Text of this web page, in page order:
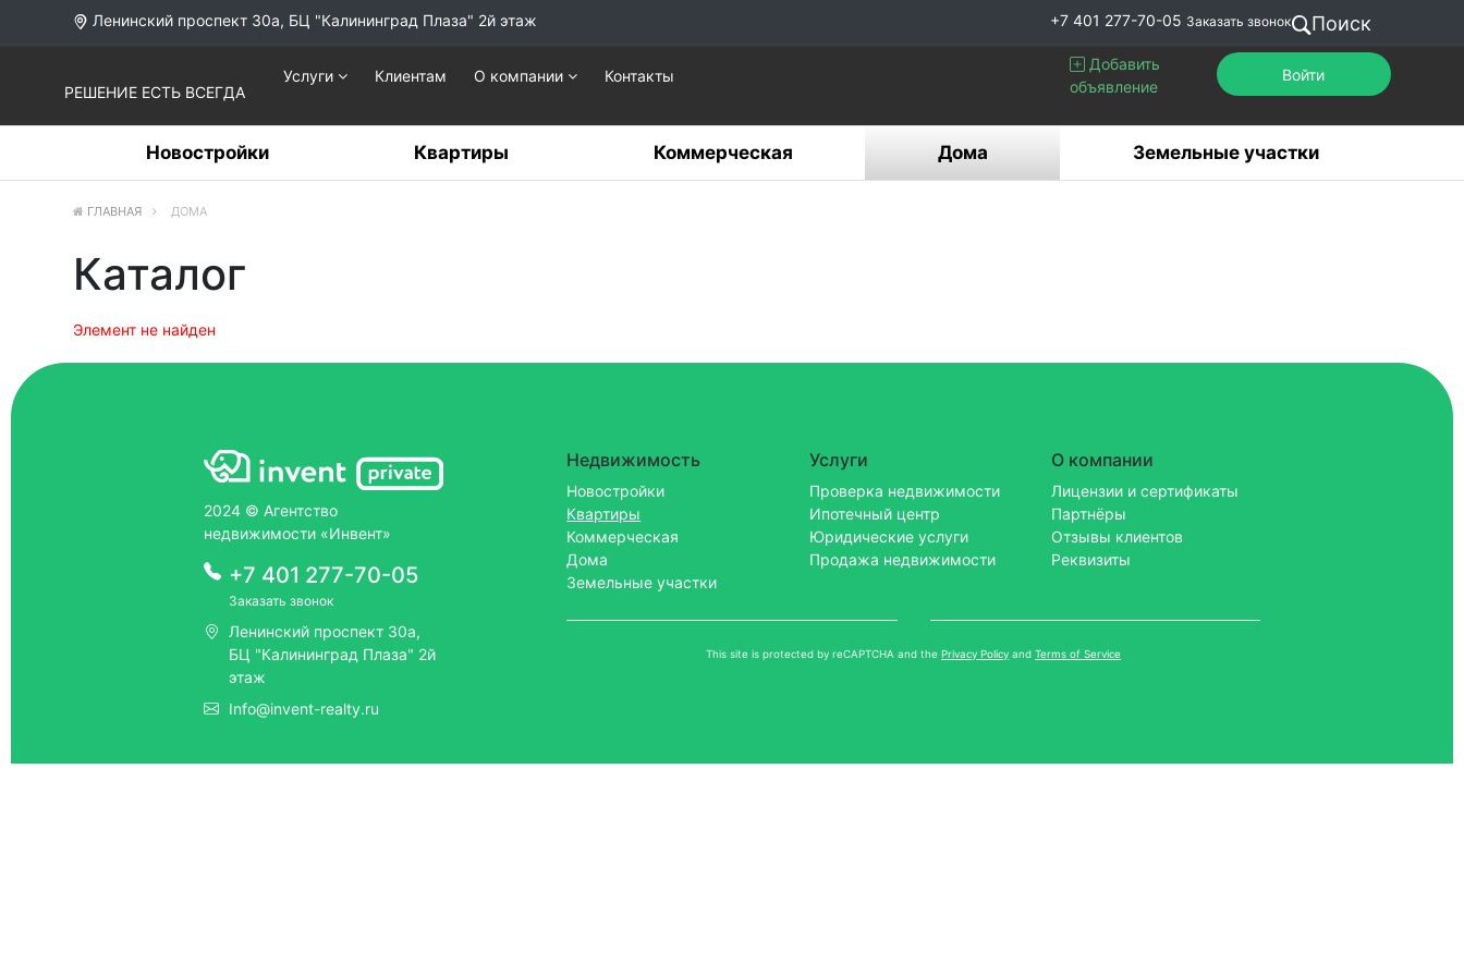
Ленинский проспект 30а, БЦ "Калининград Плаза" 2й этаж +7 401 277-70-05 Заказать звонок Поиск
РЕШЕНИЕ ЕСТЬ ВСЕГДА
Услуги Клиентам О компании Контакты
Добавить
объявление
Войти
Новостройки Квартиры Коммерческая Дома Земельные участки
ГЛАВНАЯ ДОМА
Каталог
Элемент не найден
2024 © Агентство
недвижимости «Инвент»
+7 401 277-70-05
Заказать звонок
Ленинский проспект 30а,
БЦ "Калининград Плаза" 2й
этаж
Info@invent-realty.ru
Недвижимость
Новостройки
Квартиры
Коммерческая
Дома
Земельные участки
Услуги
Проверка недвижимости
Ипотечный центр
Юридические услуги
Продажа недвижимости
О компании
Лицензии и сертификаты
Партнёры
Отзывы клиентов
Реквизиты
This site is protected by reCAPTCHA and thePrivacy Policy andTerms of Service